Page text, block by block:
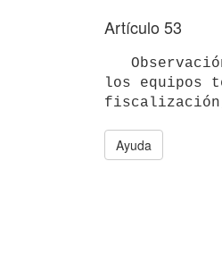
Artículo 53
los equipos
Ayuda